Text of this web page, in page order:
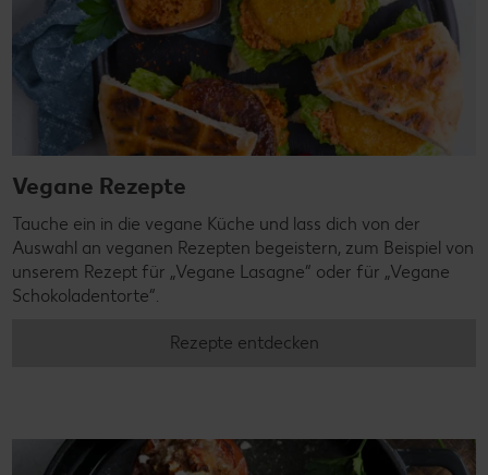
Vegane Rezepte
Tauche ein in die vegane Küche und lass dich von der
Auswahl an veganen Rezepten begeistern, zum Beispiel von
unserem Rezept für „Vegane Lasagne“ oder für „Vegane
Schokoladentorte“.
Rezepte entdecken